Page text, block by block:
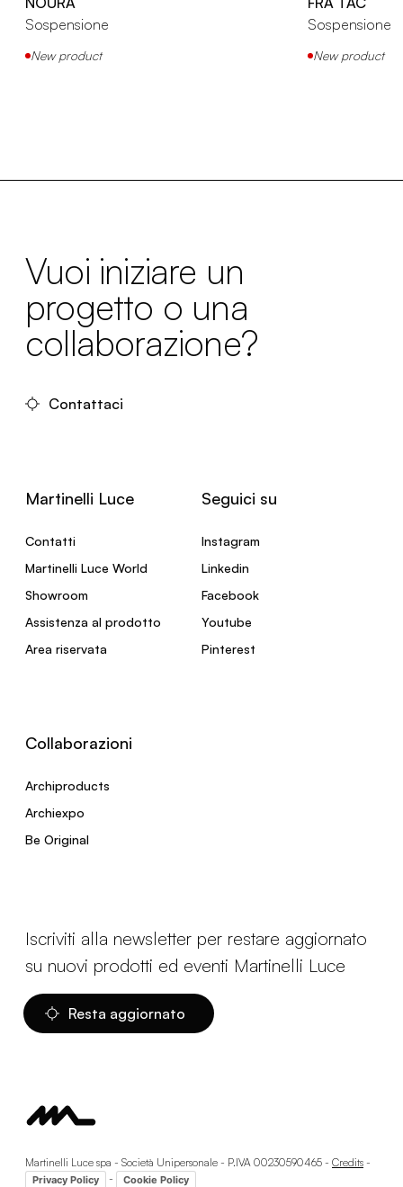
Sospensione
New product
Sospensione
New product
Vuoi iniziare un
progetto o una
collaborazione?
Contattaci
Martinelli Luce
Contatti
Martinelli Luce World
Showroom
Assistenza al prodotto
Area riservata
Seguici su
Instagram
Linkedin
Facebook
Youtube
Pinterest
Collaborazioni
Archiproducts
Archiexpo
Be Original
Iscriviti alla newsletter per restare aggiornato
su nuovi prodotti ed eventi Martinelli Luce
Resta aggiornato
Martinelli Luce spa - Società Unipersonale - P.IVA 00230590465 - Credits -
Privacy Policy - Cookie Policy